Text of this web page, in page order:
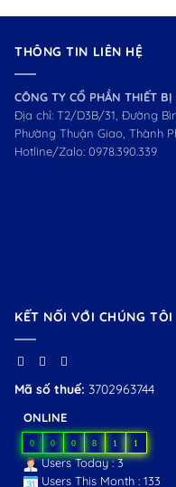
THÔNG TIN LIÊN HỆ
CÔNG TY CỔ PHẦN THIẾT
Địa chỉ: T2/D3B/31, Đường
Phường Thuận Giao, Thành
Hotline/Zalo: 0978.390.339
KẾT NỐI VỚI CHÚNG TÔI
Mã số thuế: 3702963744
ONLINE
0 0 0 8 1 1
Users Today : 3
Users This Month : 133